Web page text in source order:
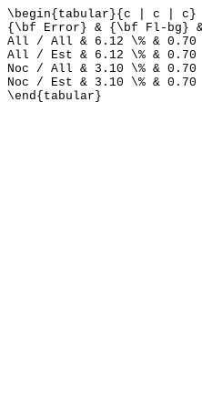
\begin{tabular}{c | c | c}
{\bf Error} & {\bf Fl-
All / All & 6.12 \% & 0.70
All / Est & 6.12 \% & 0.70
Noc / All & 3.10 \% & 0.70
Noc / Est & 3.10 \% & 0.70
\end{tabular}